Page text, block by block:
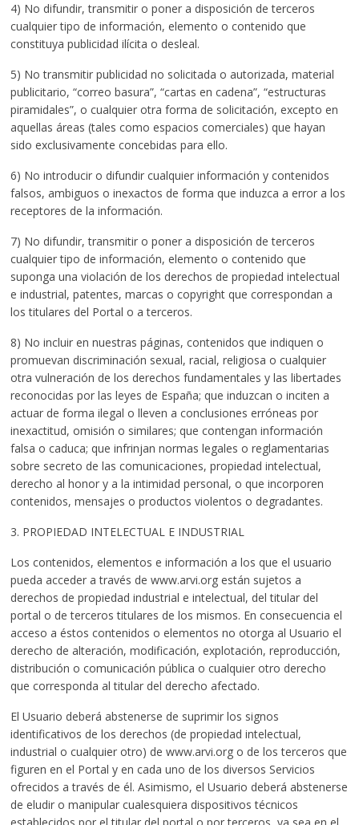
4) No difundir, transmitir o poner a disposición de terceros
cualquier tipo de información, elemento o contenido que
constituya publicidad ilícita o desleal.
5) No transmitir publicidad no solicitada o autorizada, material
publicitario, “correo basura”, “cartas en cadena”, “estructuras
piramidales”, o cualquier otra forma de solicitación, excepto en
aquellas áreas (tales como espacios comerciales) que hayan
sido exclusivamente concebidas para ello.
6) No introducir o difundir cualquier información y contenidos
falsos, ambiguos o inexactos de forma que induzca a error a los
receptores de la información.
7) No difundir, transmitir o poner a disposición de terceros
cualquier tipo de información, elemento o contenido que
suponga una violación de los derechos de propiedad intelectual
e industrial, patentes, marcas o copyright que correspondan a
los titulares del Portal o a terceros.
8) No incluir en nuestras páginas, contenidos que indiquen o
promuevan discriminación sexual, racial, religiosa o cualquier
otra vulneración de los derechos fundamentales y las libertades
reconocidas por las leyes de España; que induzcan o inciten a
actuar de forma ilegal o lleven a conclusiones erróneas por
inexactitud, omisión o similares; que contengan información
falsa o caduca; que infrinjan normas legales o reglamentarias
sobre secreto de las comunicaciones, propiedad intelectual,
derecho al honor y a la intimidad personal, o que incorporen
contenidos, mensajes o productos violentos o degradantes.
3. PROPIEDAD INTELECTUAL E INDUSTRIAL
Los contenidos, elementos e información a los que el usuario
pueda acceder a través de www.arvi.org están sujetos a
derechos de propiedad industrial e intelectual, del titular del
portal o de terceros titulares de los mismos. En consecuencia el
acceso a éstos contenidos o elementos no otorga al Usuario el
derecho de alteración, modificación, explotación, reproducción,
distribución o comunicación pública o cualquier otro derecho
que corresponda al titular del derecho afectado.
El Usuario deberá abstenerse de suprimir los signos
identificativos de los derechos (de propiedad intelectual,
industrial o cualquier otro) de www.arvi.org o de los terceros que
figuren en el Portal y en cada uno de los diversos Servicios
ofrecidos a través de él. Asimismo, el Usuario deberá abstenerse
de eludir o manipular cualesquiera dispositivos técnicos